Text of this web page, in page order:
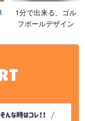
1分で出来る、ゴル
フボールデザイン